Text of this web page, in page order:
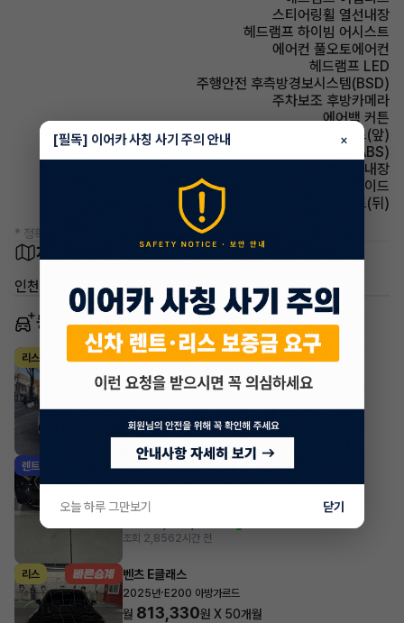
스티어링휠 열선내장
헤드램프 하이빔 어시스트
에어컨 풀오토에어컨
헤드램프 LED
주행안전 후측방경보시스템(BSD)
주차보조 후방카메라
에어백 커튼
시트 열선시트(앞)
주행안전 미끄럼 방지장치(ABS)
룸미러 하이패스 내장
에어백 사이드
시트 열선시트(뒤)
* 정확한 정보는 판매자와 반드시 확인하시기 바랍니다.
차량 위치
인천 부평구 삼산동
동일 차종 이어카
리스 벤츠 E클래스
2025년· E200 아방가르드
974,780
조회 676 1시간 전
렌트 벤츠 E클래스
2025년·E200 아방가르드
월924,770
조회 2,8562시간 전
리스 벤츠 E클래스
2025년· E200 아방가르드
월 813,330원 X 50개월
[필독] 이어카 사칭 사기 주의 안내 ×
오늘 하루 그만보기 닫기